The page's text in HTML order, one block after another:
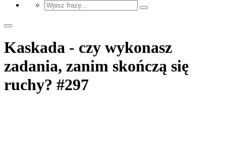
Kaskada - czy wykonasz
zadania, zanim skończą się
ruchy? #297